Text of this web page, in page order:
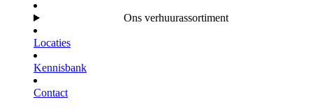
Ons verhuurassortiment
Locaties
Kennisbank
Contact